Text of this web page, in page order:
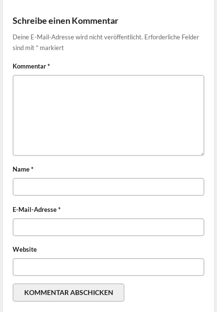
Schreibe einen Kommentar
Deine E-Mail-Adresse wird nicht veröffentlicht. Erforderliche Felder
sind mit * markiert
Kommentar*
Name*
E-Mail-Adresse*
Website